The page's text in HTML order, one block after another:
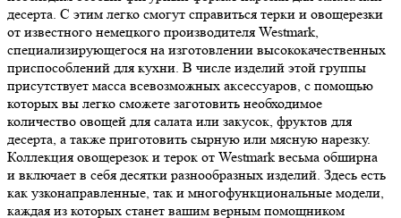
десерта. С этим легко смогут справиться терки и овощерезки
от известного немецкого производителя Westmark,
специализирующегося на изготовлении высококачественных
приспособлений для кухни. В числе изделий этой группы
присутствует масса всевозможных аксессуаров, с помощью
которых вы легко сможете заготовить необходимое
количество овощей для салата или закусок, фруктов для
десерта, а также приготовить сырную или мясную нарезку.
Коллекция овощерезок и терок от Westmark весьма обширна
и включает в себя десятки разнообразных изделий. Здесь есть
как узконаправленные, так и многофункциональные модели,
каждая из которых станет вашим верным помощником